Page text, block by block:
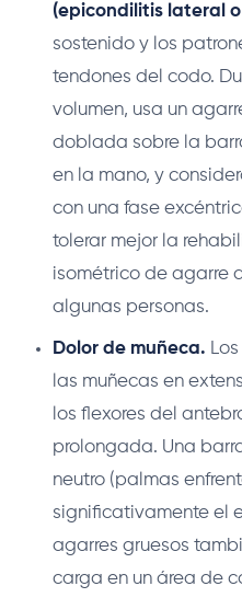
(epicondilitis lateral
sostenido y los
tendones del codo.
volumen, usa un
doblada sobre la
en la mano, y
con una fase
tolerar mejor la
isométrico de agarre
algunas personas.
Dolor de muñeca.
las muñecas en
los flexores del
prolongada. Una
neutro (palmas
significativamente el
agarres gruesos
carga en un área de